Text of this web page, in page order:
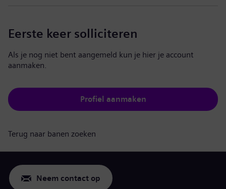
Eerste keer solliciteren
Als je nog niet bent aangemeld kun je hier je account
aanmaken.
Profiel aanmaken
Terug naar banen zoeken
Neem contact op